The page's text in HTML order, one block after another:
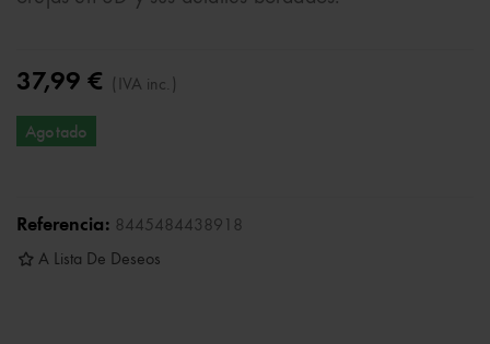
37,99 € (IVA inc.)
Agotado
Referencia: 8445484438918
A Lista De Deseos